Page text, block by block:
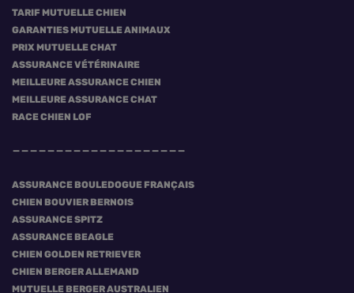
TARIF MUTUELLE CHIEN
GARANTIES MUTUELLE ANIMAUX
PRIX MUTUELLE CHAT
ASSURANCE VÉTÉRINAIRE
MEILLEURE ASSURANCE CHIEN
MEILLEURE ASSURANCE CHAT
RACE CHIEN LOF
ASSURANCE BOULEDOGUE FRANÇAIS
CHIEN BOUVIER BERNOIS
ASSURANCE SPITZ
ASSURANCE BEAGLE
CHIEN GOLDEN RETRIEVER
CHIEN BERGER ALLEMAND
MUTUELLE BERGER AUSTRALIEN